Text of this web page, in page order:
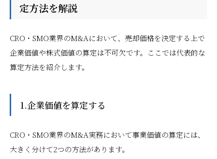
定方法を解説
CRO・SMO業界のM&Aにおいて、売却価格を決定する上で
企業価値や株式価値の算定は不可欠です。ここでは代表的な
算定方法を紹介します。
1.企業価値を算定する
CRO・SMO業界のM&A実務において事業価値の算定には、
大きく分けて2つの方法があります。